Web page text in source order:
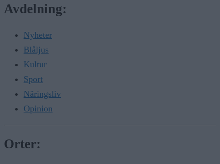
Avdelning:
Nyheter
Blåljus
Kultur
Sport
Näringsliv
Opinion
Orter: